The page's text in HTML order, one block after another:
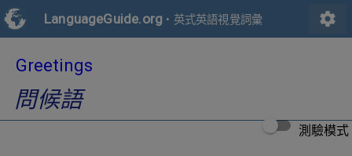
LanguageGuide.org • 英式英語視覺詞彙 settings
Greetings
問候語
測驗模式